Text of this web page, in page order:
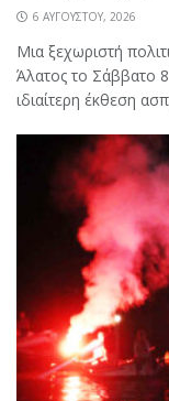
6 ΑΥΓΟΎΣΤΟΥ, 2026
Μια ξεχωριστή
Άλατος το Σάββατο
ιδιαίτερη έκθεση